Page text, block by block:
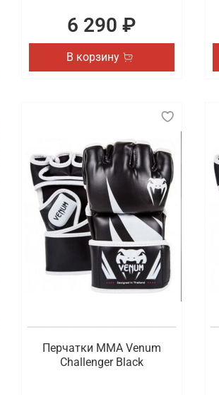
6 290 ₽
В корзину
Перчатки ММА Venum
Challenger Black